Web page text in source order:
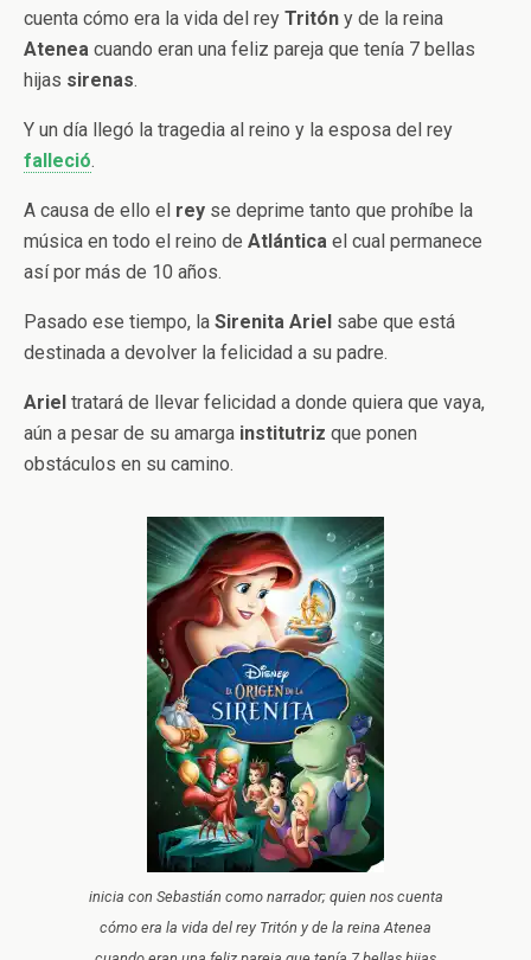
cuenta cómo era la vida del rey Tritón y de la reina
Atenea cuando eran una feliz pareja que tenía 7 bellas
hijas sirenas.
Y un día llegó la tragedia al reino y la esposa del rey
falleció.
A causa de ello el rey se deprime tanto que prohíbe la
música en todo el reino de Atlántica el cual permanece
así por más de 10 años.
Pasado ese tiempo, la Sirenita Ariel sabe que está
destinada a devolver la felicidad a su padre.
Ariel tratará de llevar felicidad a donde quiera que vaya,
aún a pesar de su amarga institutriz que ponen
obstáculos en su camino.
inicia con Sebastián como narrador; quien nos cuenta
cómo era la vida del rey Tritón y de la reina Atenea